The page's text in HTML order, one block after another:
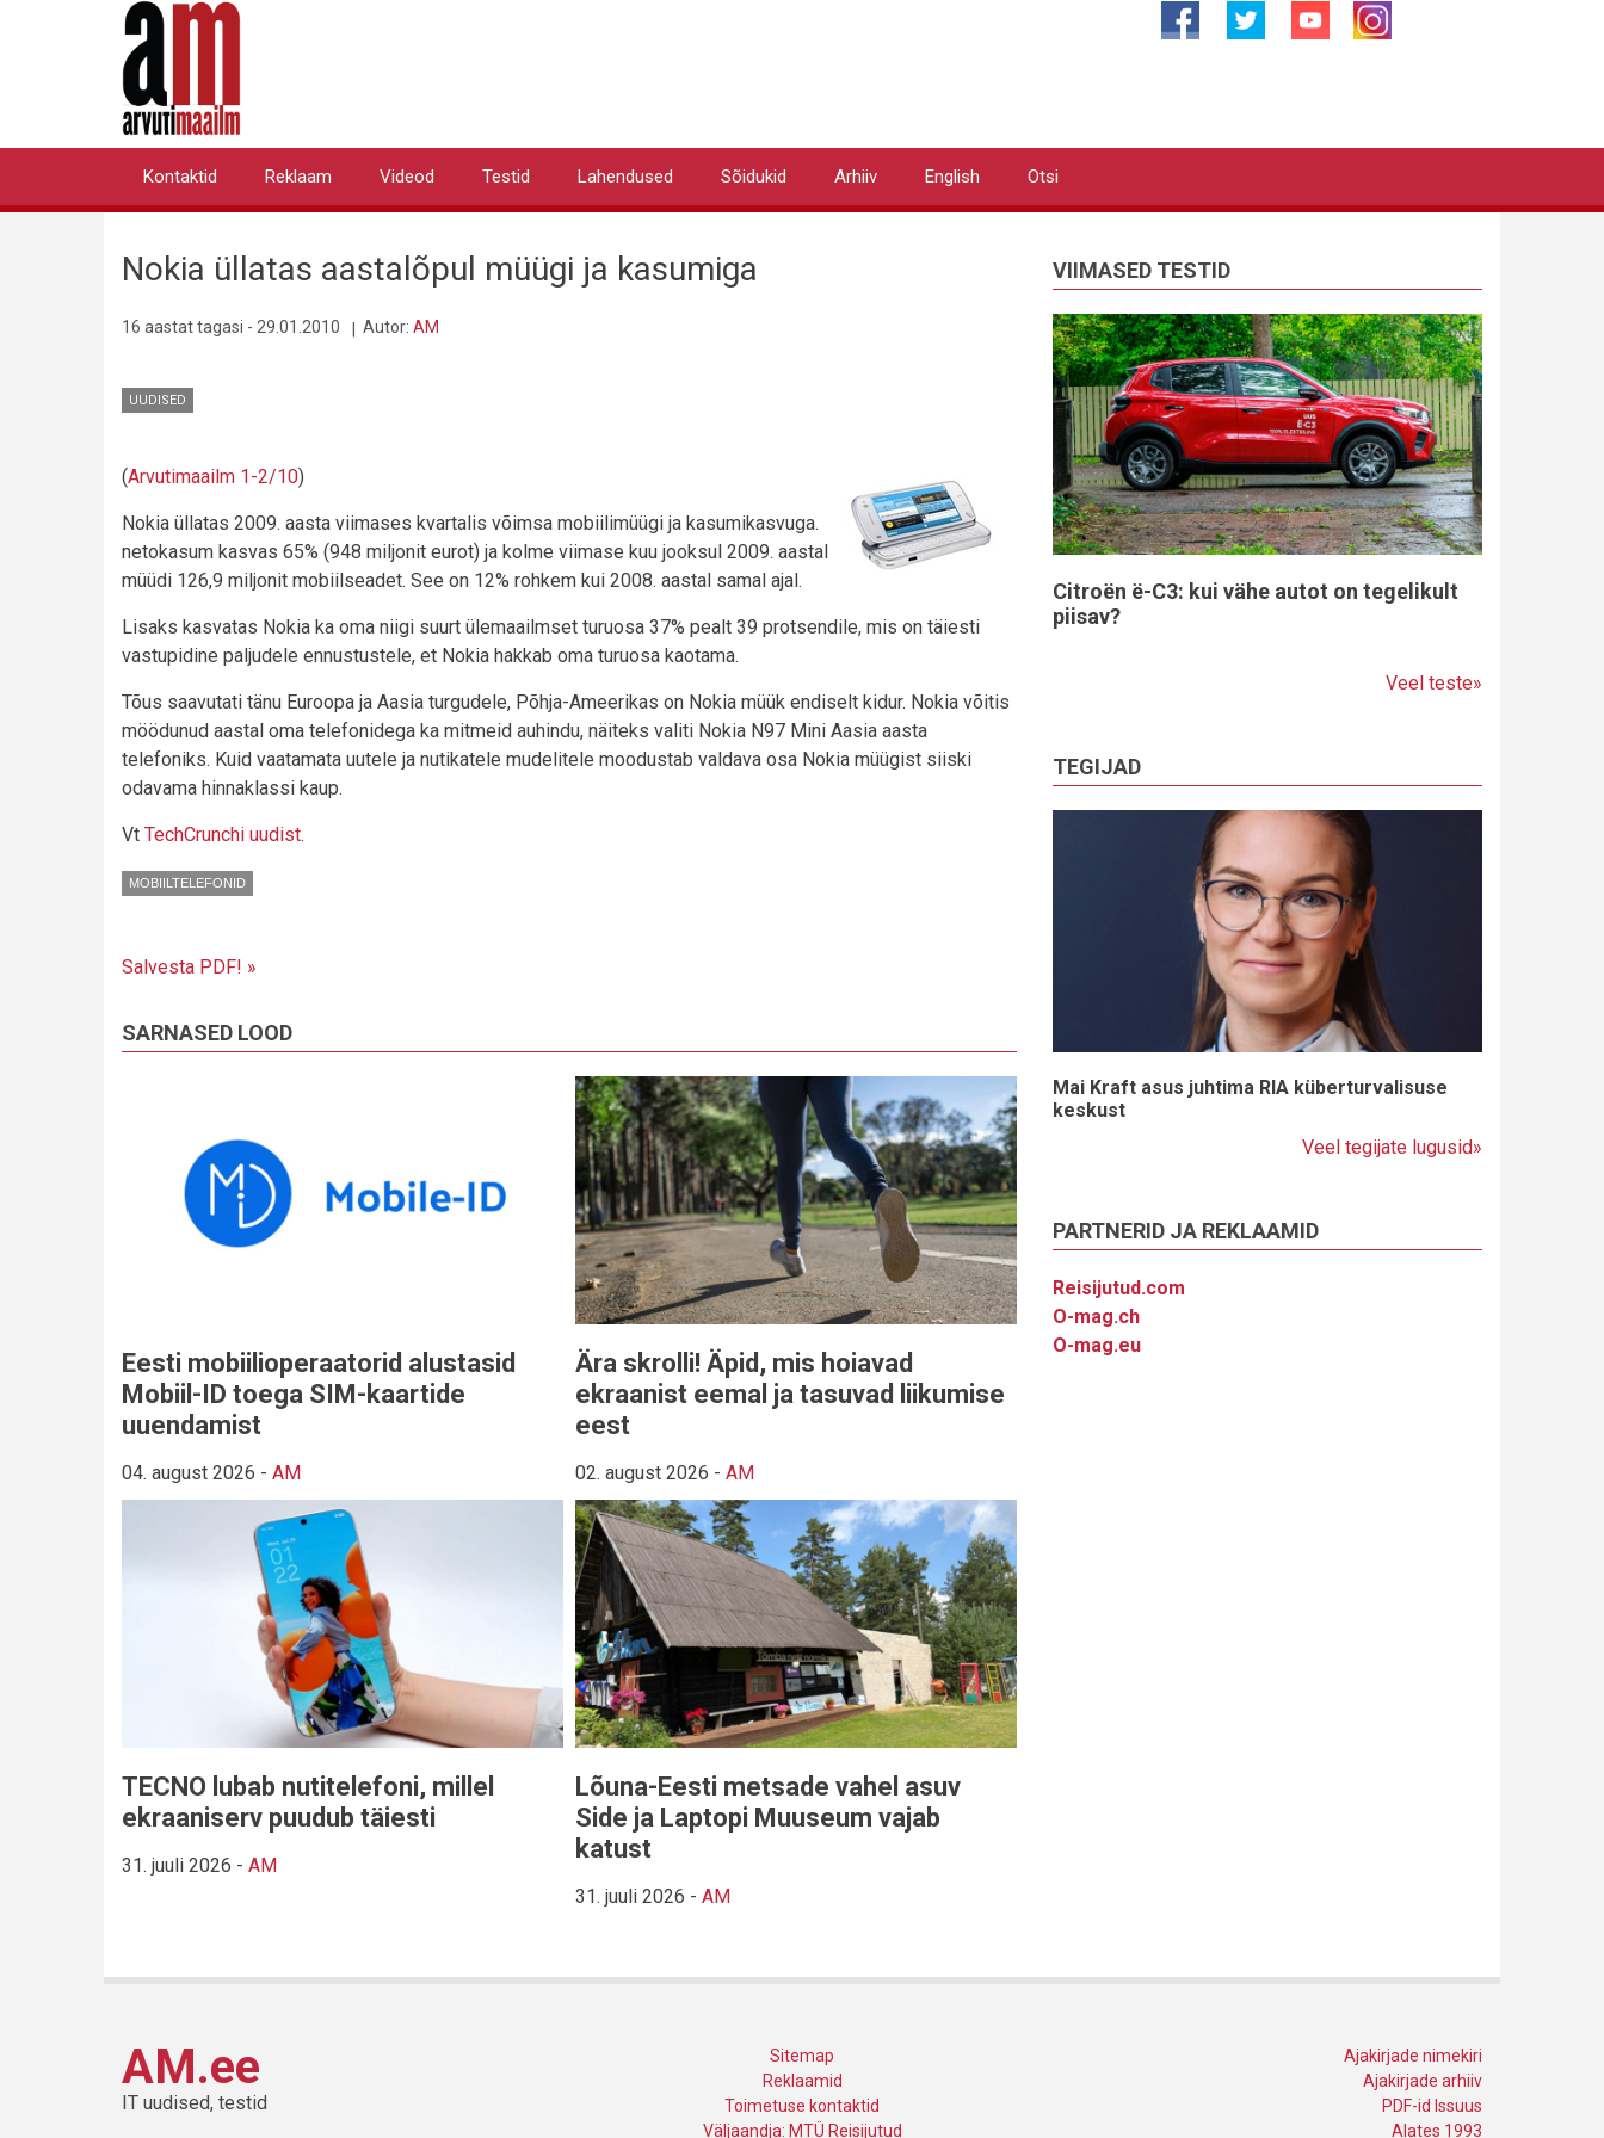
Primary
Kontaktid Reklaam Videod Testid Lahendused Sõidukid Arhiiv English Otsi
Nokia üllatas aastalõpul müügi ja kasumiga
16 aastat tagasi - 29.01.2010 Autor: AM
UUDISED
(Arvutimaailm 1-2/10)
Nokia üllatas 2009. aasta viimases kvartalis võimsa mobiilimüügi ja kasumikasvuga.
netokasum kasvas 65% (948 miljonit eurot) ja kolme viimase kuu jooksul 2009. aastal
müüdi 126,9 miljonit mobiilseadet. See on 12% rohkem kui 2008. aastal samal ajal.
Lisaks kasvatas Nokia ka oma niigi suurt ülemaailmset turuosa 37% pealt 39 protsendile, mis on täiesti
vastupidine paljudele ennustustele, et Nokia hakkab oma turuosa kaotama.
Tõus saavutati tänu Euroopa ja Aasia turgudele, Põhja-Ameerikas on Nokia müük endiselt kidur. Nokia võitis
möödunud aastal oma telefonidega ka mitmeid auhindu, näiteks valiti Nokia N97 Mini Aasia aasta
telefoniks. Kuid vaatamata uutele ja nutikatele mudelitele moodustab valdava osa Nokia müügist siiski
odavama hinnaklassi kaup.
Vt TechCrunchi uudist.
MOBIILTELEFONID
Salvesta PDF! »
SARNASED LOOD
Eesti mobiilioperaatorid alustasid
Mobiil-ID toega SIM-kaartide
uuendamist
04. august 2026 - AM
Ära skrolli! Äpid, mis hoiavad
ekraanist eemal ja tasuvad liikumise
eest
02. august 2026 - AM
TECNO lubab nutitelefoni, millel
ekraaniserv puudub täiesti
31. juuli 2026 - AM
Lõuna-Eesti metsade vahel asuv
Side ja Laptopi Muuseum vajab
katust
31. juuli 2026 - AM
VIIMASED TESTID
Citroën ë-C3: kui vähe autot on tegelikult
piisav?
Veel teste»
TEGIJAD
Mai Kraft asus juhtima RIA küberturvalisuse
keskust
Veel tegijate lugusid»
PARTNERID JA REKLAAMID
Reisijutud.com
O-mag.ch
O-mag.eu
AM.ee
IT uudised, testid
Sitemap
Reklaamid
Toimetuse kontaktid
Väljaandja: MTÜ Reisijutud
Ajakirjade nimekiri
Ajakirjade arhiiv
PDF-id Issuus
Alates 1993